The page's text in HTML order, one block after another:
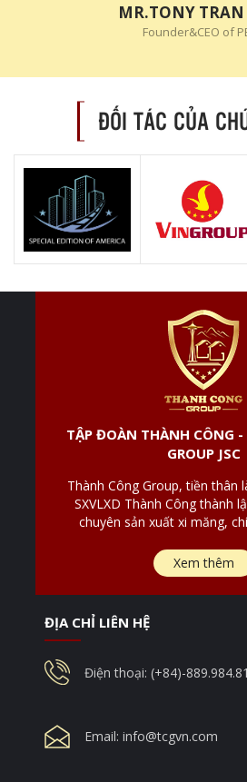
MR.TONY TRAN
Founder&CEO of
ĐỐI TÁC CỦA
TẬP ĐOÀN THÀNH CÔNG
GROUP JSC
Thành Công Group, tiền thân
SXVLXD Thành Công thành
chuyên sản xuất xi măng,
Xem thêm
ĐỊA CHỈ LIÊN HỆ
Điện thoại: (+84)-
Email: info@tcgvn.com